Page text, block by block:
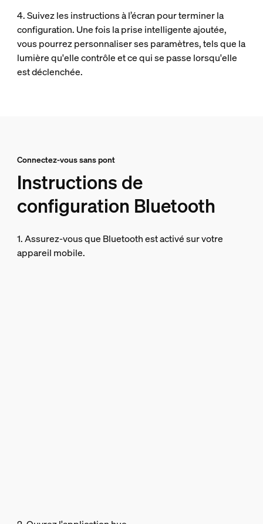
4. Suivez les instructions à l’écran pour terminer la
configuration. Une fois la prise intelligente ajoutée,
vous pourrez personnaliser ses paramètres, tels que la
lumière qu'elle contrôle et ce qui se passe lorsqu'elle
est déclenchée.
Connectez-vous sans pont
Instructions de
configuration Bluetooth
1. Assurez-vous que Bluetooth est activé sur votre
appareil mobile.